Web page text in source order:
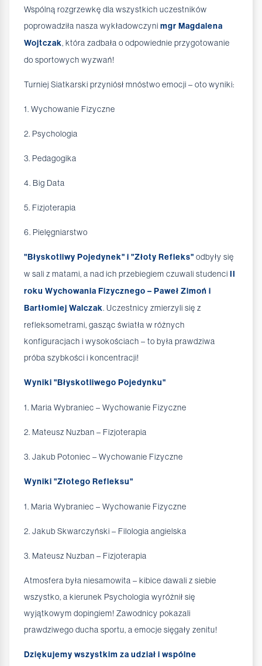
Wspólną rozgrzewkę dla wszystkich uczestników
poprowadziła nasza wykładowczyni mgr Magdalena
Wojtczak, która zadbała o odpowiednie przygotowanie
do sportowych wyzwań!
Turniej Siatkarski przyniósł mnóstwo emocji – oto wyniki:
1. Wychowanie Fizyczne
2. Psychologia
3. Pedagogika
4. Big Data
5. Fizjoterapia
6. Pielęgniarstwo
"Błyskotliwy Pojedynek" i "Złoty Refleks" odbyły się
w sali z matami, a nad ich przebiegiem czuwali studenci II
roku Wychowania Fizycznego – Paweł Zimoń i
Bartłomiej Walczak. Uczestnicy zmierzyli się z
refleksometrami, gasząc światła w różnych
konfiguracjach i wysokościach – to była prawdziwa
próba szybkości i koncentracji!
Wyniki "Błyskotliwego Pojedynku"
1. Maria Wybraniec – Wychowanie Fizyczne
2. Mateusz Nuzban – Fizjoterapia
3. Jakub Potoniec – Wychowanie Fizyczne
Wyniki "Złotego Refleksu"
1. Maria Wybraniec – Wychowanie Fizyczne
2. Jakub Skwarczyński – Filologia angielska
3. Mateusz Nuzban – Fizjoterapia
Atmosfera była niesamowita – kibice dawali z siebie
wszystko, a kierunek Psychologia wyróżnił się
wyjątkowym dopingiem! Zawodnicy pokazali
prawdziwego ducha sportu, a emocje sięgały zenitu!
Dziękujemy wszystkim za udział i wspólne